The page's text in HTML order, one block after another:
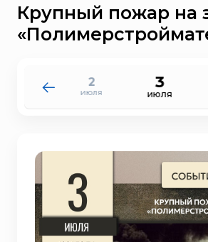
Крупный пожар на
2
июля
3
июля